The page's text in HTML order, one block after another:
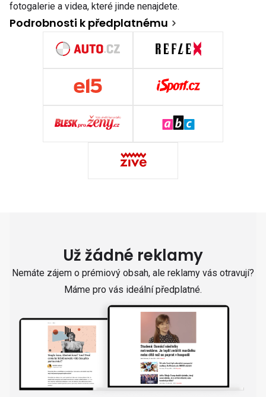
fotogalerie a videa, které jinde nenajdete.
Podrobnosti k předplatnému
Už žádné reklamy
Nemáte zájem o prémiový obsah, ale reklamy vás otravují?
Máme pro vás ideální předplatné.